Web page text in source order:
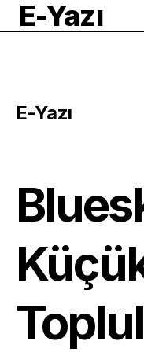
E-Yazı
E-Yazı